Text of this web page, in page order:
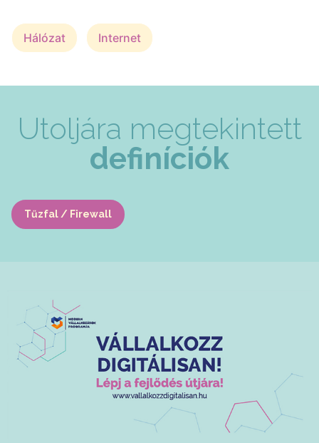
Hálózat Internet
Utoljára megtekintett
definíciók
Tűzfal / Firewall